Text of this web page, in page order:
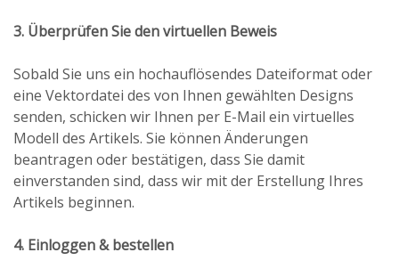
3. Überprüfen Sie den virtuellen Beweis
Sobald Sie uns ein hochauflösendes Dateiformat oder
eine Vektordatei des von Ihnen gewählten Designs
senden, schicken wir Ihnen per E-Mail ein virtuelles
Modell des Artikels. Sie können Änderungen
beantragen oder bestätigen, dass Sie damit
einverstanden sind, dass wir mit der Erstellung Ihres
Artikels beginnen.
4. Einloggen & bestellen